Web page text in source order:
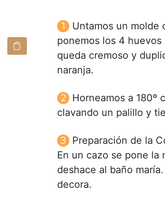
Untamos un molde
ponemos los 4
queda cremoso y
naranja.
Horneamos a 180º
clavando un palillo y
Preparación de la
En un cazo se pone la
deshace al baño
decora.